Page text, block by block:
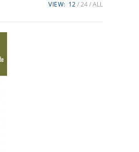
VIEW: 12 24 ALL